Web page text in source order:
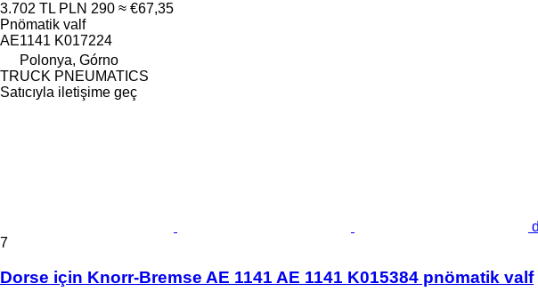
3.702 TL PLN 290 ≈ €67,35
Pnömatik valf
AE1141 K017224
Polonya, Górno
TRUCK PNEUMATICS
Satıcıyla iletişime geç
7
Dorse için Knorr-Bremse AE 1141 AE 1141 K015384 pnömatik valf